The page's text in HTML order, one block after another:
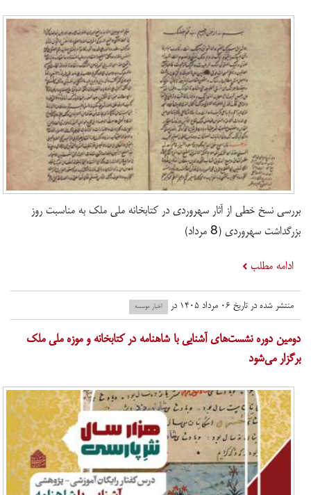
بررسی نسخ خطی از آثار سهروردی در کتابخانه ملی ملک به مناسبت روز
بزرگداشت سهروردی (8 مرداد)
ادامه مطلب
منتشر شده در تاریخ ۰۶ مرداد ۱۴۰۵ در اخبار موسسه
دومین دوره نشست‌های آشنایی با شاهنامه در کتابخانه و موزه ملی ملک
برگزار می‌شود